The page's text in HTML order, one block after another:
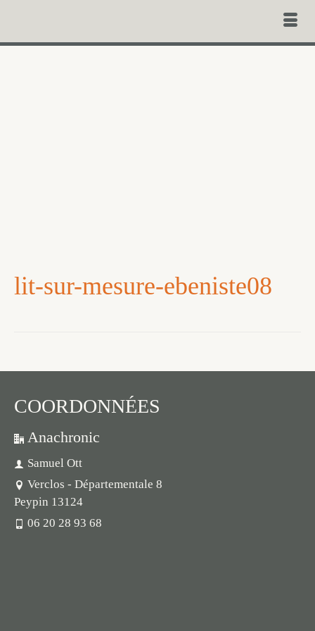
lit-sur-mesure-ebeniste08
COORDONNÉES
Anachronic
Samuel Ott
Verclos - Départementale 8
Peypin 13124
06 20 28 93 68